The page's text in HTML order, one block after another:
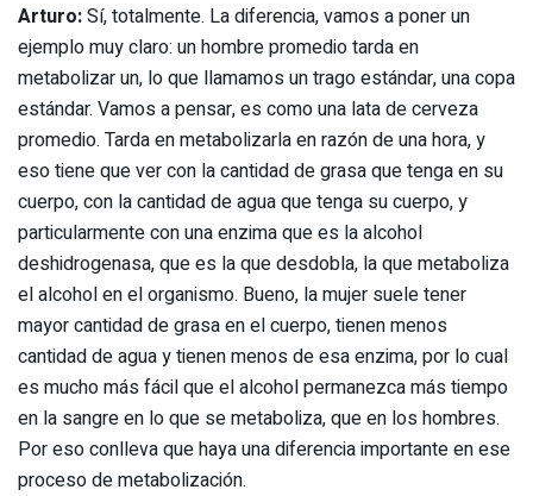
Arturo:Sí, totalmente. La diferencia, vamos a poner un
ejemplo muy claro: un hombre promedio tarda en
metabolizar un, lo que llamamos un trago estándar, una copa
estándar. Vamos a pensar, es como una lata de cerveza
promedio. Tarda en metabolizarla en razón de una hora, y
eso tiene que ver con la cantidad de grasa que tenga en su
cuerpo, con la cantidad de agua que tenga su cuerpo, y
particularmente con una enzima que es la alcohol
deshidrogenasa, que es la que desdobla, la que metaboliza
el alcohol en el organismo. Bueno, la mujer suele tener
mayor cantidad de grasa en el cuerpo, tienen menos
cantidad de agua y tienen menos de esa enzima, por lo cual
es mucho más fácil que el alcohol permanezca más tiempo
en la sangre en lo que se metaboliza, que en los hombres.
Por eso conlleva que haya una diferencia importante en ese
proceso de metabolización.